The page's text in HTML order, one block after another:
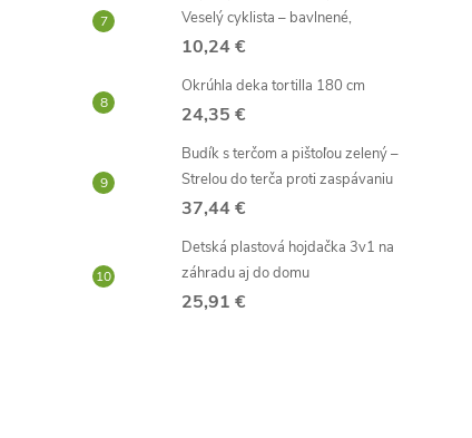
Veselý cyklista – bavlnené,
10,24 €
Okrúhla deka tortilla 180 cm
24,35 €
Budík s terčom a pištoľou zelený –
Strelou do terča proti zaspávaniu
37,44 €
Detská plastová hojdačka 3v1 na
záhradu aj do domu
25,91 €